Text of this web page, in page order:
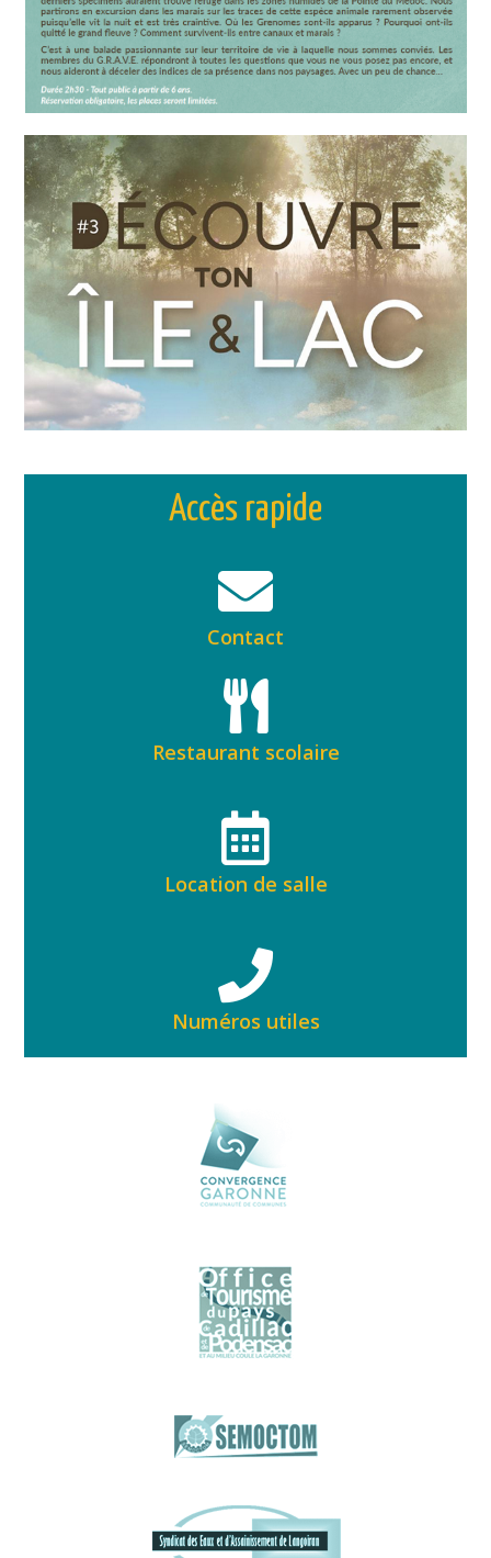
Accès rapide
Contact
Restaurant scolaire
Location de salle
Numéros utiles